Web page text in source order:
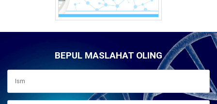
BEPUL MASLAHAT OLING